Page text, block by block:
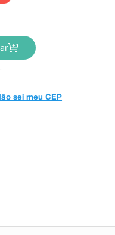
sei meu CEP